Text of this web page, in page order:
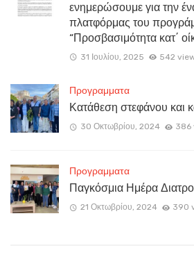
ενημερώσουμε για την
πλατφόρμας του
“Προσβασιμότητα κατ΄
31 Ιουλίου, 2025 542
Προγραμματα
Κατάθεση στεφάνου και
30 Οκτωβρίου, 2024 386
Προγραμματα
Παγκόσμια Ημέρα
21 Οκτωβρίου, 2024 390